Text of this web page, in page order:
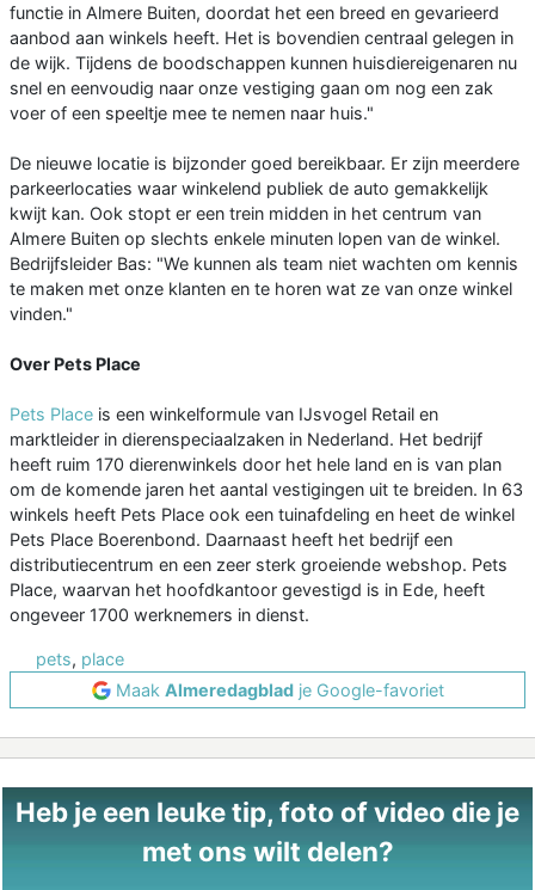
functie in Almere Buiten, doordat het een breed en gevarieerd
aanbod aan winkels heeft. Het is bovendien centraal gelegen in
de wijk. Tijdens de boodschappen kunnen huisdiereigenaren nu
snel en eenvoudig naar onze vestiging gaan om nog een zak
voer of een speeltje mee te nemen naar huis."
De nieuwe locatie is bijzonder goed bereikbaar. Er zijn meerdere
parkeerlocaties waar winkelend publiek de auto gemakkelijk
kwijt kan. Ook stopt er een trein midden in het centrum van
Almere Buiten op slechts enkele minuten lopen van de winkel.
Bedrijfsleider Bas: "We kunnen als team niet wachten om kennis
te maken met onze klanten en te horen wat ze van onze winkel
vinden."
Over Pets Place
Pets Place is een winkelformule van IJsvogel Retail en
marktleider in dierenspeciaalzaken in Nederland. Het bedrijf
heeft ruim 170 dierenwinkels door het hele land en is van plan
om de komende jaren het aantal vestigingen uit te breiden. In 63
winkels heeft Pets Place ook een tuinafdeling en heet de winkel
Pets Place Boerenbond. Daarnaast heeft het bedrijf een
distributiecentrum en een zeer sterk groeiende webshop. Pets
Place, waarvan het hoofdkantoor gevestigd is in Ede, heeft
ongeveer 1700 werknemers in dienst.
pets, place
Maak Almeredagbladje Google-favoriet
Heb je een leuke tip, foto of video die je
met ons wilt delen?